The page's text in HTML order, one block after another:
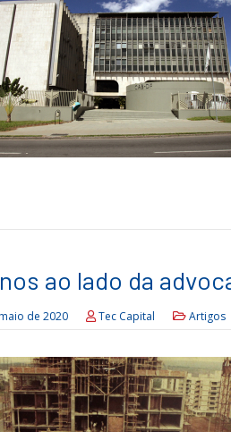
ao lado da
de 2020 Tec Capital Artigos